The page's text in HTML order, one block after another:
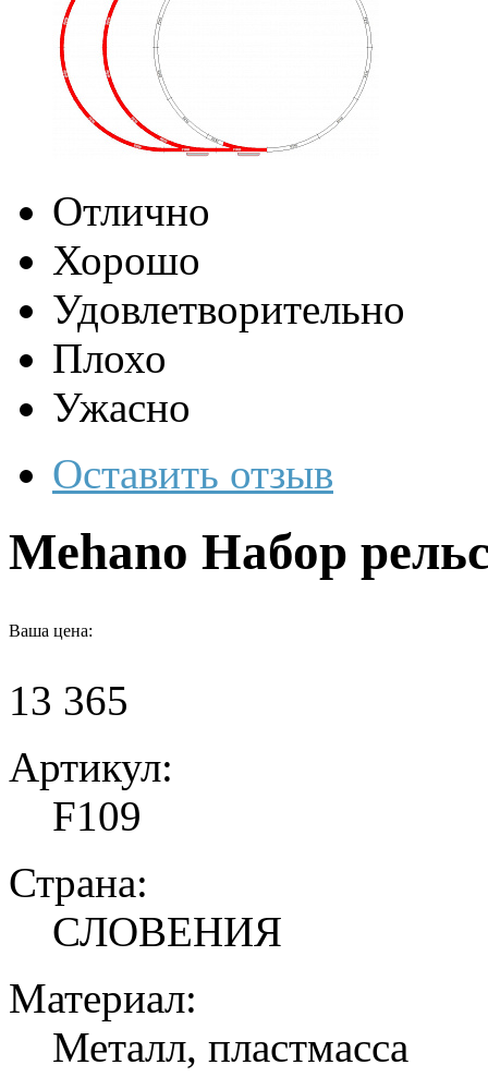
Отлично
Хорошо
Удовлетворительно
Плохо
Ужасно
Оставить отзыв
Mehano Набор
Ваша цена:
13 365
Артикул:
F109
Страна:
СЛОВЕНИЯ
Материал:
Металл, пластмасса